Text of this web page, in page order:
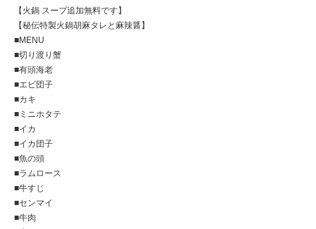
【火鍋 スープ追加無料です】
【秘伝特製火鍋胡麻タレと麻辣醤】
■MENU
■切り渡り蟹
■有頭海老
■エビ団子
■カキ
■ミニホタテ
■イカ
■イカ団子
■魚の頭
■ラムロース
■牛すじ
■センマイ
■牛肉